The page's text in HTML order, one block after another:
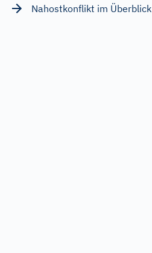
Nahostkonflikt im Überblick